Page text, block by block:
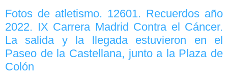
Fotos de atletismo. 12601. Recuerdos año
2022. IX Carrera Madrid Contra el Cáncer.
La salida y la llegada estuvieron en el
Paseo de la Castellana, junto a la Plaza de
Colón